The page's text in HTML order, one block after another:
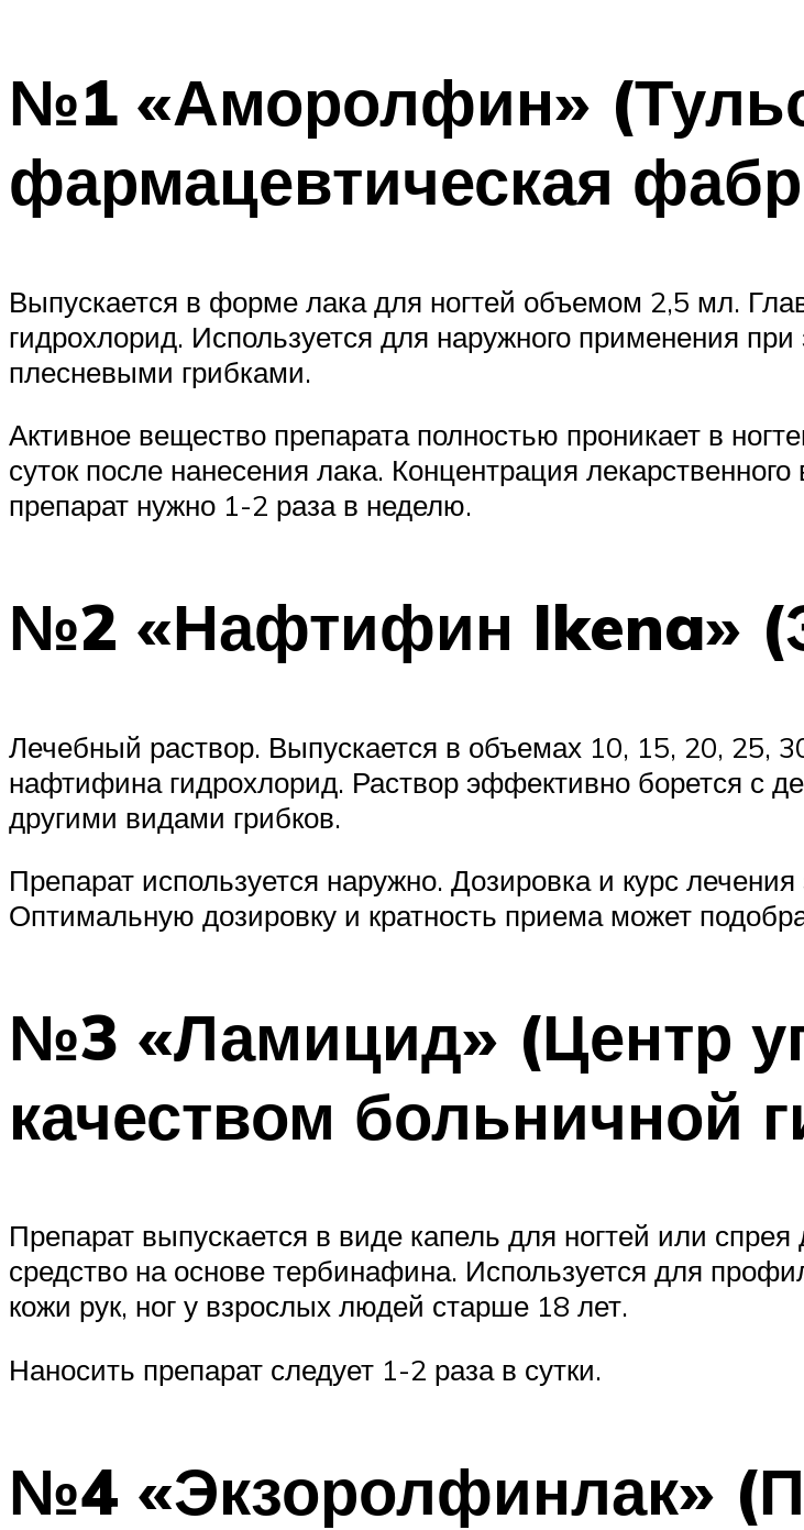
№1 «Аморолфин»
фармацевтическая
Выпускается в форме лака для ногтей объемом 2,5 мл.
гидрохлорид. Используется для наружного применения
плесневыми грибками.
Активное вещество препарата полностью проникает в
суток после нанесения лака. Концентрация
препарат нужно 1-2 раза в неделю.
№2 «Нафтифин Ikena»
Лечебный раствор. Выпускается в объемах 10, 15, 20,
нафтифина гидрохлорид. Раствор эффективно борется с
другими видами грибков.
Препарат используется наружно. Дозировка и курс
Оптимальную дозировку и кратность приема может
№3 «Ламицид» (Центр
качеством больничной
Препарат выпускается в виде капель для ногтей или
средство на основе тербинафина. Используется для
кожи рук, ног у взрослых людей старше 18 лет.
Наносить препарат следует 1-2 раза в сутки.
№4 «Экзоролфинлак»